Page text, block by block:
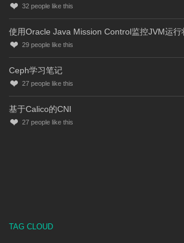
32 people like this
使用Oracle Java Mission Control监控JVM运行
29 people like this
Ceph学习笔记
27 people like this
基于Calico的CNI
27 people like this
TAG CLOUD